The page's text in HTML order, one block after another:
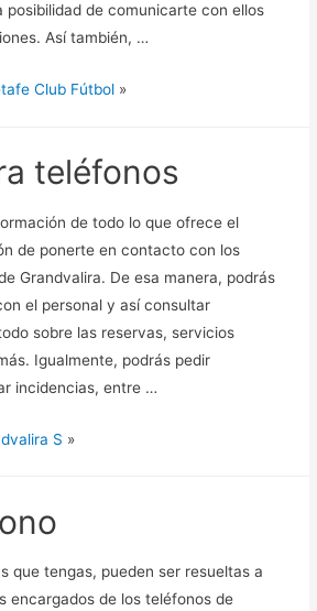
posibilidad de comunicarte con ellos
Así también, …
Club Fútbol »
teléfonos
de todo lo que ofrece el
de ponerte en contacto con los
Grandvalira. De esa manera, podrás
el personal y así consultar
sobre las reservas, servicios
Igualmente, podrás pedir
incidencias, entre …
S »
que tengas, pueden ser resueltas a
encargados de los teléfonos de